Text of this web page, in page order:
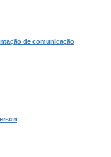
de comunicação